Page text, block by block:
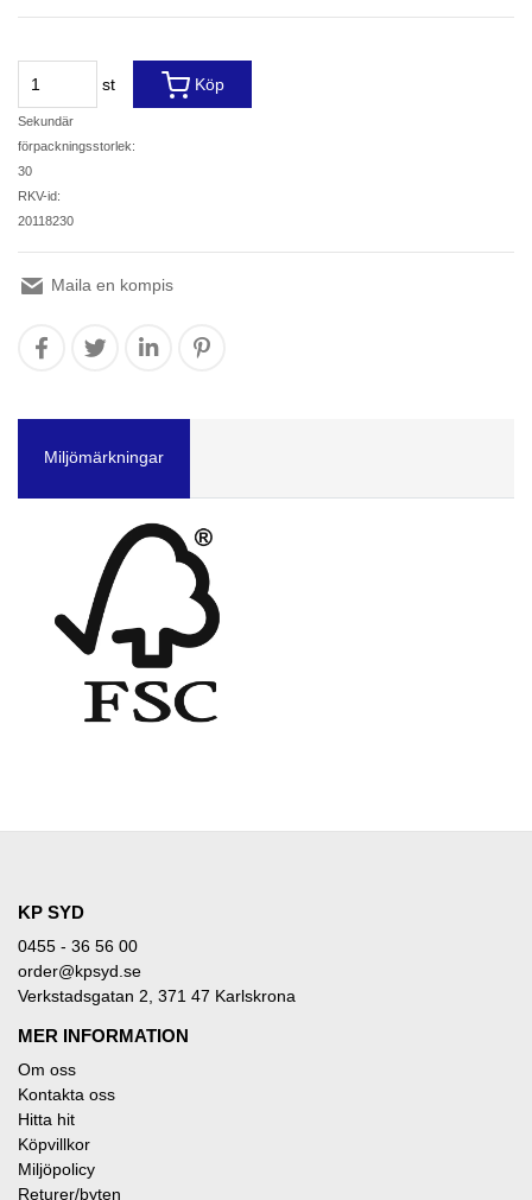
st
Sekundär
förpackningsstorlek:
30
RKV-id:
20118230
Köp
Maila en kompis
Miljömärkningar
KP SYD
0455 - 36 56 00
order@kpsyd.se
Verkstadsgatan 2, 371 47 Karlskrona
MER INFORMATION
Om oss
Kontakta oss
Hitta hit
Köpvillkor
Miljöpolicy
Returer/byten